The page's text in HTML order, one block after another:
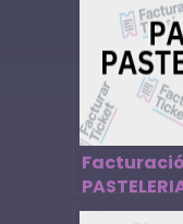
Factura